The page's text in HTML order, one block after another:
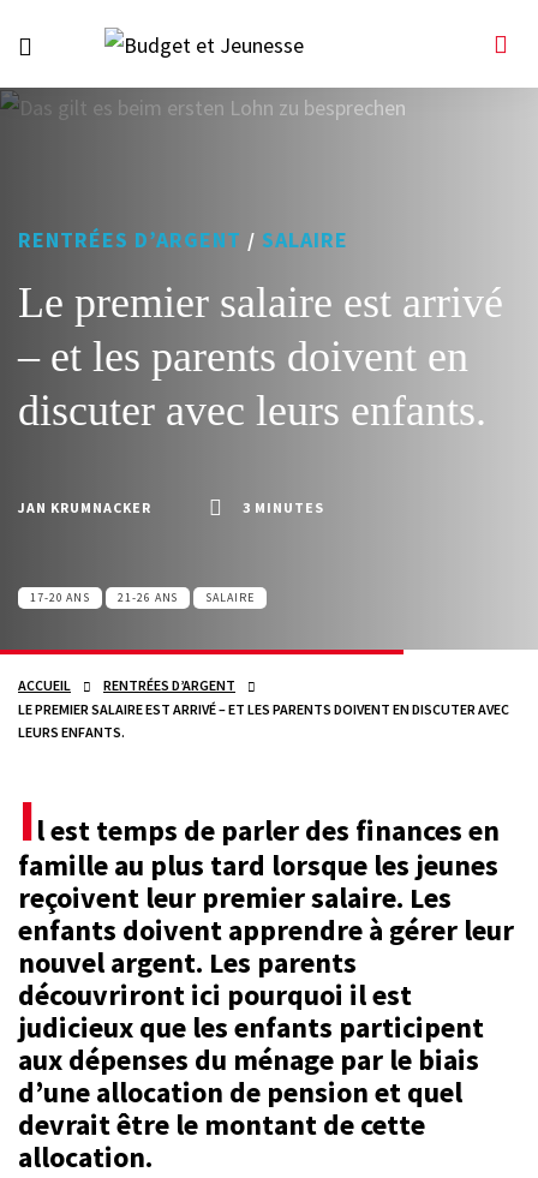
RENTRÉES D’ARGENT / SALAIRE
Le premier salaire est arrivé
– et les parents doivent en
discuter avec leurs enfants.
JAN KRUMNACKER 3 MINUTES
17-20 ANS 21-26 ANS SALAIRE
ACCUEIL
RENTRÉES D’ARGENT
LE PREMIER SALAIRE EST ARRIVÉ – ET LES PARENTS DOIVENT EN DISCUTER AVEC
LEURS ENFANTS.
Il est temps de parler des finances en
famille au plus tard lorsque les jeunes
reçoivent leur premier salaire. Les
enfants doivent apprendre à gérer leur
nouvel argent. Les parents
découvriront ici pourquoi il est
judicieux que les enfants participent
aux dépenses du ménage par le biais
d’une allocation de pension et quel
devrait être le montant de cette
allocation.